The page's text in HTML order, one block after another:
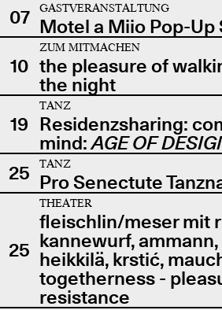
07
GASTVERANSTALTUNG
Motel a Miio Pop-Up
10
ZUM MITMACHEN
the pleasure of
the night
19
TANZ
Residenzsharing:
mind:AGE OF
25
TANZ
Pro Senectute
25
THEATER
fleischlin/meser mit
kannewurf,
heikkilä, krstić,
togetherness -
resistance